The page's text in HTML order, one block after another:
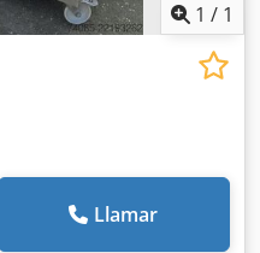
1 / 1
Llamar